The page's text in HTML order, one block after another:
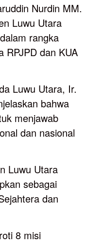
Nurdin MM.
Luwu Utara
rangka
RPJPD dan KUA
Luwu Utara, Ir.
bahwa
menjawab
dan nasional
Luwu Utara
sebagai
dan
8 misi